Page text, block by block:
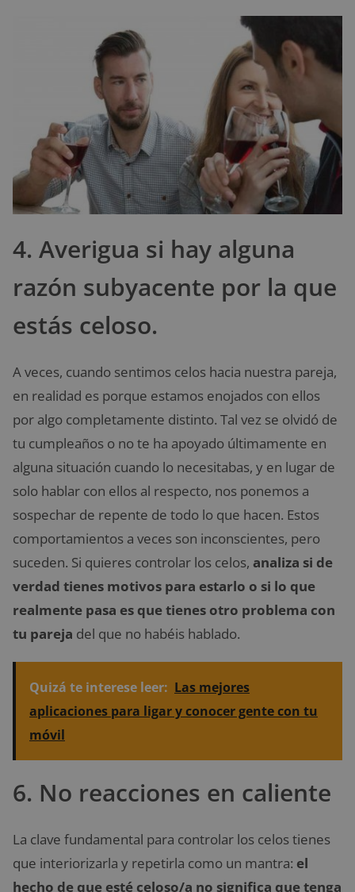
4. Averigua si hay alguna
razón subyacente por la que
estás celoso.
A veces, cuando sentimos celos hacia nuestra pareja,
en realidad es porque estamos enojados con ellos
por algo completamente distinto. Tal vez se olvidó de
tu cumpleaños o no te ha apoyado últimamente en
alguna situación cuando lo necesitabas, y en lugar de
solo hablar con ellos al respecto, nos ponemos a
sospechar de repente de todo lo que hacen. Estos
comportamientos a veces son inconscientes, pero
suceden. Si quieres controlar los celos, analiza si de
verdad tienes motivos para estarlo o si lo que
realmente pasa es que tienes otro problema con
tu pareja del que no habéis hablado.
Quizá te interese leer: Las mejores
aplicaciones para ligar y conocer gente con tu
móvil
6. No reacciones en caliente
La clave fundamental para controlar los celos tienes
que interiorizarla y repetirla como un mantra: el
hecho de que esté celoso/a no significa que tenga